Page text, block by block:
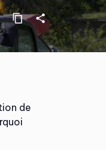
content_copy share
de